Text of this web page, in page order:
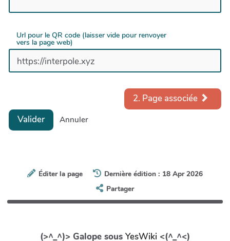
Url pour le QR code (laisser vide pour renvoyer
vers la page web)
2. Page associée
Valider
Annuler
Éditer la page
Dernière édition : 18 Apr 2026
Partager
(>^_^)> Galope sous YesWiki <(^_^<)